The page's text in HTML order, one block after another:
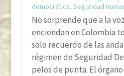
democrática, Seguridad
No sorprende que a la
enciendan en Colombia
solo recuerdo de las
régimen de Seguridad
pelos de punta. El